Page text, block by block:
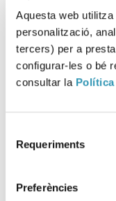
Aquesta web
personalització,
tercers) per a
configurar-les o bé
consultar la
Requeriments
Preferències